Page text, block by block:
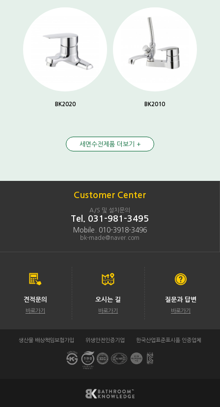
BK2020 BK2010
세면수전제품 더보기 +
Customer Center
A/S 및 설치문의
Tel. 031-981-3495
Mobile. 010-3918-3496
bk-made@naver.com
견적문의
바로가기
오시는 길
바로가기
질문과 답변
바로가기
생산물 배상책임보험가입 위생안전인증기업 한국산업표준표시품 인증업체